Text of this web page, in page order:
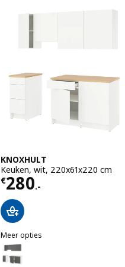
KNOXHULT
Keuken, wit, 220x61x220 cm
€280.-
Prijs € 280.-
Meer opties
KNOXHULT
Optie: KNOXHULT, Keuken,